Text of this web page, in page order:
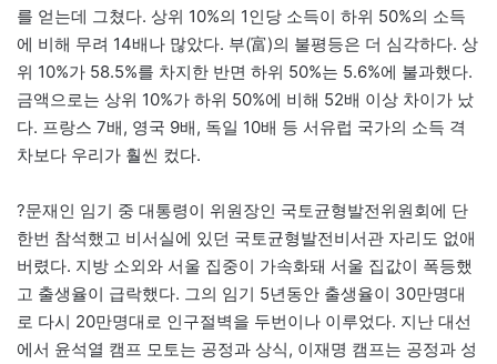
를 얻는데 그쳤다. 상위 10%의 1인당 소득이 하위 50%의 소득
에 비해 무려 14배나 많았다. 부(富)의 불평등은 더 심각하다. 상
위 10%가 58.5%를 차지한 반면 하위 50%는 5.6%에 불과했다.
금액으로는 상위 10%가 하위 50%에 비해 52배 이상 차이가 났
다. 프랑스 7배, 영국 9배, 독일 10배 등 서유럽 국가의 소득 격
차보다 우리가 훨씬 컸다.
?문재인 임기 중 대통령이 위원장인 국토균형발전위원회에 단
한번 참석했고 비서실에 있던 국토균형발전비서관 자리도 없애
버렸다. 지방 소외와 서울 집중이 가속화돼 서울 집값이 폭등했
고 출생율이 급락했다. 그의 임기 5년동안 출생율이 30만명대
로 다시 20만명대로 인구절벽을 두번이나 이루었다. 지난 대선
에서 윤석열 캠프 모토는 공정과 상식, 이재명 캠프는 공정과 성